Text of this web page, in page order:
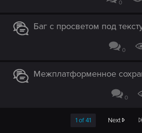
0
Баг с просветом под
0
Межплатформенное
0
1 of 41 Next